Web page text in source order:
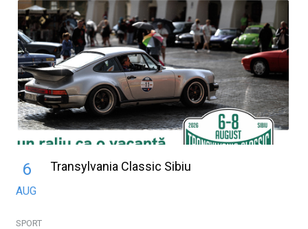
6
AUG
Transylvania Classic Sibiu
SPORT